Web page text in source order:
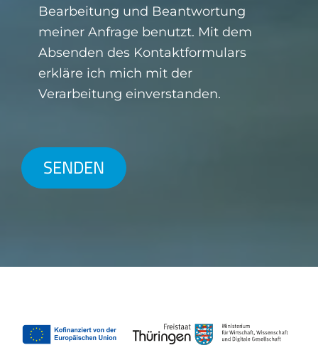
Bearbeitung und Beantwortung
meiner Anfrage benutzt. Mit dem
Absenden des Kontaktformulars
erkläre ich mich mit der
Verarbeitung einverstanden.
SENDEN